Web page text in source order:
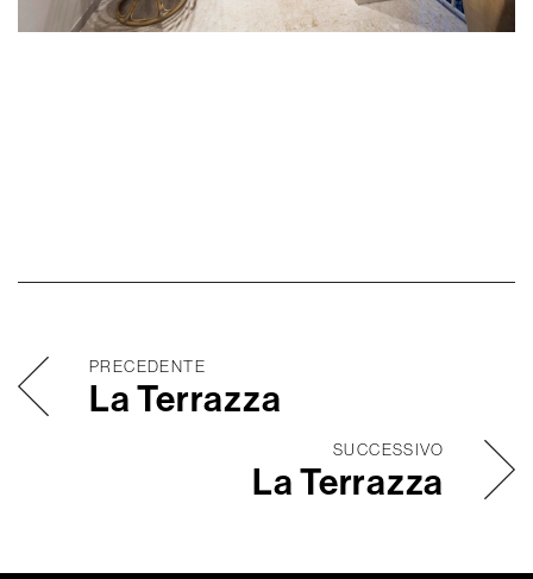
PRECEDENTE
La Terrazza
SUCCESSIVO
La Terrazza